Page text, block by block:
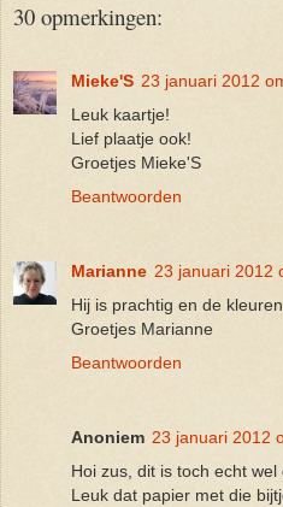
30 opmerkingen:
Mieke'S 23 januari 2012
Leuk kaartje!
Lief plaatje ook!
Groetjes Mieke'S
Beantwoorden
Marianne 23 januari 2012
Hij is prachtig en de
Groetjes Marianne
Beantwoorden
Anoniem 23 januari 2012
Hoi zus, dit is toch echt
Leuk dat papier met die